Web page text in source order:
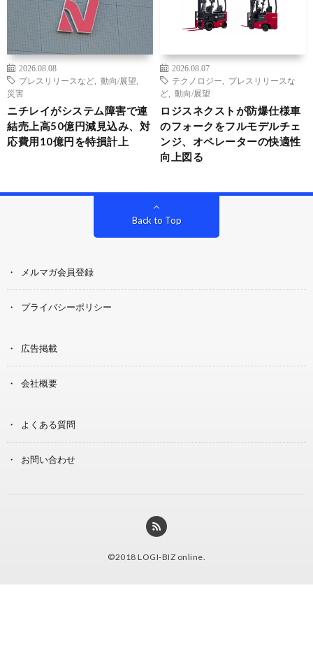
2026.08.08
プレスリリースなど
動向/展望
災害
ニチレイがシステム障害で連
結売上高50億円減見込み、対
応費用10億円を特損計上
2026.08.07
テクノロジー
プレスリリースな
ど
動向/展望
ロジスネクストが防爆仕様車
のフォークをフルモデルチェ
ンジ、オペレーターの快適性
向上図る
Back to Top
メルマガ会員登録
プライバシーポリシー
広告掲載
会社概要
よくある質問
お問い合わせ
©2018 LOGI-BIZ online.